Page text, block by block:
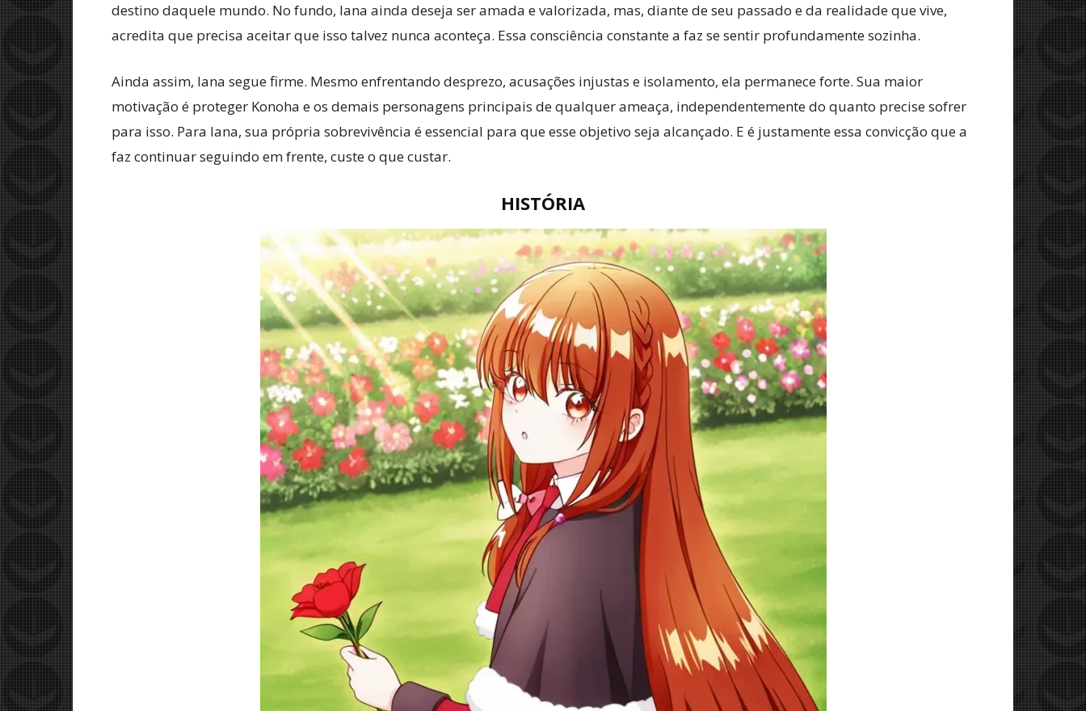
destino daquele mundo. No fundo, Iana ainda deseja ser amada e valorizada, mas, diante de seu passado e da realidade que vive,
acredita que precisa aceitar que isso talvez nunca aconteça. Essa consciência constante a faz se sentir profundamente sozinha.
Ainda assim, Iana segue firme. Mesmo enfrentando desprezo, acusações injustas e isolamento, ela permanece forte. Sua maior
motivação é proteger Konoha e os demais personagens principais de qualquer ameaça, independentemente do quanto precise sofrer
para isso. Para Iana, sua própria sobrevivência é essencial para que esse objetivo seja alcançado. E é justamente essa convicção que a
faz continuar seguindo em frente, custe o que custar.
HISTÓRIA